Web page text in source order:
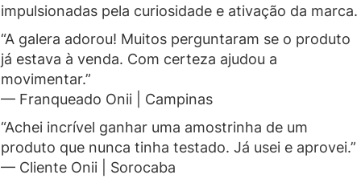
impulsionadas pela curiosidade e ativação da marca.
“A galera adorou! Muitos perguntaram se o produto
já estava à venda. Com certeza ajudou a
movimentar.”
— Franqueado Onii | Campinas
“Achei incrível ganhar uma amostrinha de um
produto que nunca tinha testado. Já usei e aprovei.”
— Cliente Onii | Sorocaba